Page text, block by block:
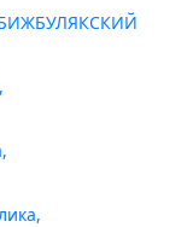
БИЖБУЛЯКСКИЙ